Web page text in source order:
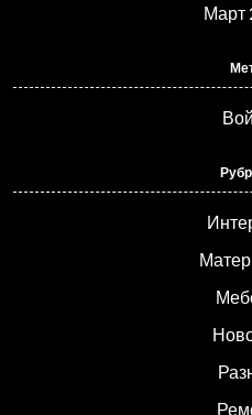
Март